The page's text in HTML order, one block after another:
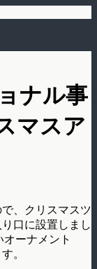
ナル事
マスア
、クリスマスツ
口に設置しまし
ーナメント
。